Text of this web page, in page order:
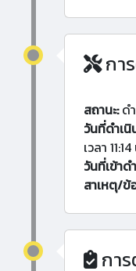
กา
สถานะ:ดำ
วันที่ดำเนิ
เวลา
วันที่เข้าด
สาเหตุ/ข้
กา